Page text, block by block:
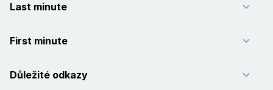
Last minute
First minute
Důležité odkazy